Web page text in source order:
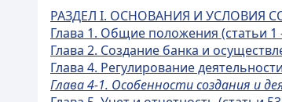
РАЗДЕЛ I. ОСНОВАНИЯ И УСЛОВИЯ
Глава 1. Общие положения (статьи 1
Глава 2. Создание банка и
Глава 4. Регулирование
Глава 4-1. Особенности создания и